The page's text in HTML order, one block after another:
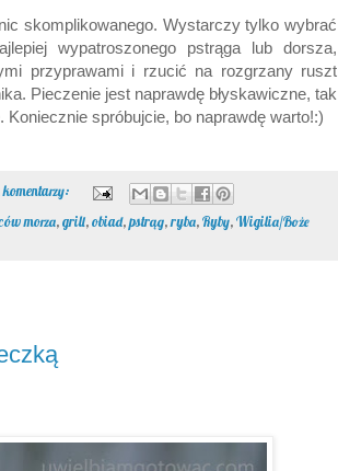
skomplikowanego. Wystarczy tylko wybrać
wypatroszonego pstrąga lub dorsza,
przyprawami i rzucić na rozgrzany ruszt
Pieczenie jest naprawdę błyskawiczne, tak
spróbujcie, bo naprawdę warto!:)
morza,grill,obiad,pstrąg,ryba,Ryby,Wigilia/Boże